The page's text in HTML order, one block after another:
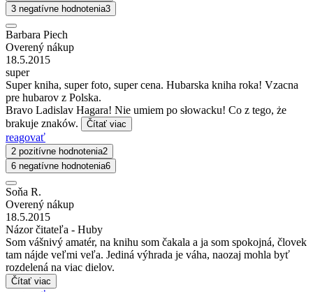
3 negatívne hodnotenia3
Barbara Piech
Overený nákup
18.5.2015
super
Super kniha, super foto, super cena. Hubarska kniha roka! Vzacna
pre hubarov z Polska.
Bravo Ladislav Hagara! Nie umiem po słowacku! Co z tego, że
brakuje znaków.
Čítať viac
reagovať
2 pozitívne hodnotenia2
6 negatívne hodnotenia6
Soňa R.
Overený nákup
18.5.2015
Názor čitateľa - Huby
Som vášnivý amatér, na knihu som čakala a ja som spokojná, človek
tam nájde veľmi veľa. Jediná výhrada je váha, naozaj mohla byť
rozdelená na viac dielov.
Čítať viac